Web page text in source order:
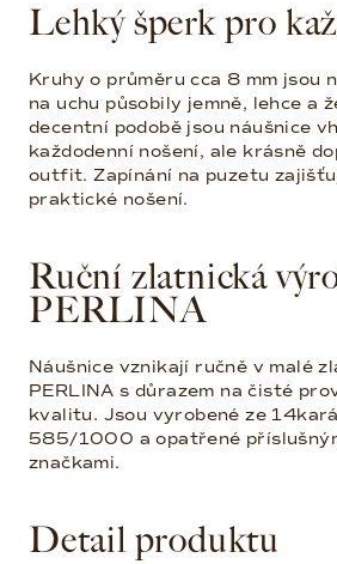
Lehký šperk pro
Kruhy o průměru cca 8 mm jsou
na uchu působily jemně, lehce a
decentní podobě jsou náušnice
každodenní nošení, ale krásně
outfit. Zapínání na puzetu
praktické nošení.
Ruční zlatnická
PERLINA
Náušnice vznikají ručně v malé
PERLINA s důrazem na čisté
kvalitu. Jsou vyrobené ze
585/1000 a opatřené
značkami.
Detail produktu